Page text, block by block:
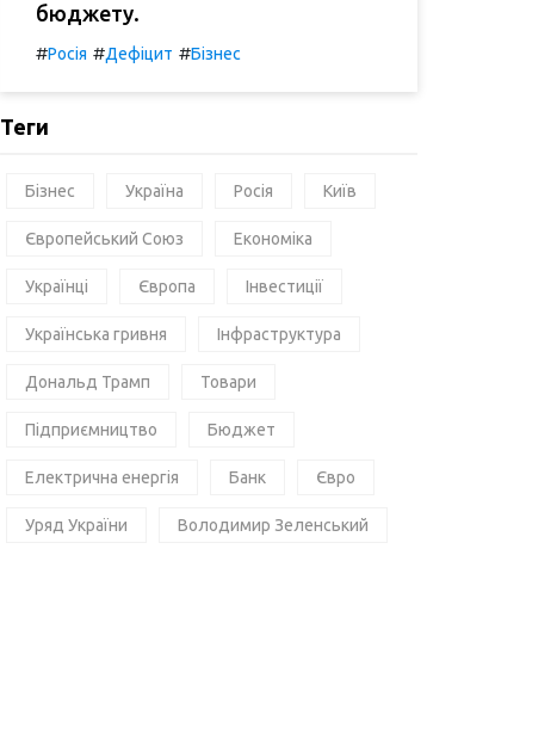
бюджету.
#Росія #Дефіцит #Бізнес
Теги
Бізнес Україна Росія Київ
Європейський Союз Економіка
Українці Європа Інвестиції
Українська гривня Інфраструктура
Дональд Трамп Товари
Підприємництво Бюджет
Електрична енергія Банк Євро
Уряд України Володимир Зеленський